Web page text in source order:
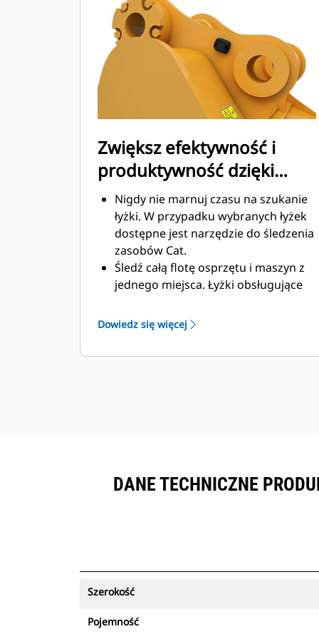
Zużycie paliwa jest najwyższe
podczas kopania. Łyżki Cat
gwarantują szybkie cięcie materiału
w celu zwiększenia ogólnej
wydajności pracy maszyny.
Możesz załadować większą ilość
materiału w krótszym czasie. Kształt
łyżki i segmenty boczne pozwalają
utrzymać większość materiału w
łyżce podczas każdego załadunku.
Zwiększ efektywność i
produktywność dzięki
zintegrowanym
technologiom Cat Connect
Nigdy nie marnuj czasu na szukanie
łyżki. W przypadku wybranych łyżek
dostępne jest narzędzie do śledzenia
zasobów Cat.
Śledź całą flotę osprzętu i maszyn z
jednego miejsca. Łyżki obsługujące
wyświetlić w VisionLink
sprzętem objętym subskrypcją
Product Link .
Dowiedz się więcej
DANE TECHNICZNE
Szerokość
Pojemność